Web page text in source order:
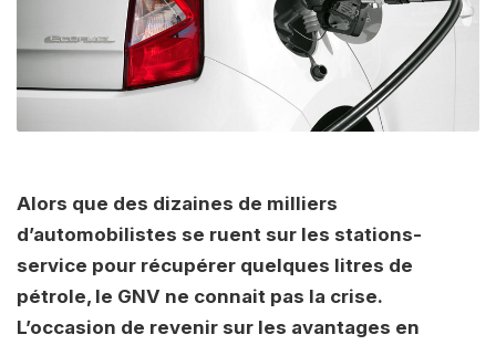
Alors que des dizaines de milliers
d’automobilistes se ruent sur les stations-
service pour récupérer quelques litres de
pétrole, le GNV ne connait pas la crise.
L’occasion de revenir sur les avantages en